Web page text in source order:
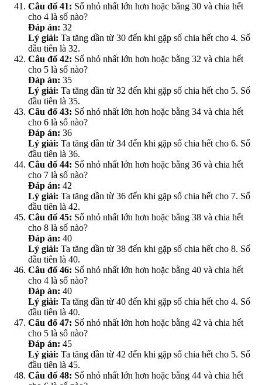
Câu đố 41: Số nhỏ nhất lớn hơn hoặc bằng 30 và chia hết
cho 4 là số nào?
Đáp án: 32
Lý giải: Ta tăng dần từ 30 đến khi gặp số chia hết cho 4. Số
đầu tiên là 32.
Câu đố 42: Số nhỏ nhất lớn hơn hoặc bằng 32 và chia hết
cho 5 là số nào?
Đáp án: 35
Lý giải: Ta tăng dần từ 32 đến khi gặp số chia hết cho 5. Số
đầu tiên là 35.
Câu đố 43: Số nhỏ nhất lớn hơn hoặc bằng 34 và chia hết
cho 6 là số nào?
Đáp án: 36
Lý giải: Ta tăng dần từ 34 đến khi gặp số chia hết cho 6. Số
đầu tiên là 36.
Câu đố 44: Số nhỏ nhất lớn hơn hoặc bằng 36 và chia hết
cho 7 là số nào?
Đáp án: 42
Lý giải: Ta tăng dần từ 36 đến khi gặp số chia hết cho 7. Số
đầu tiên là 42.
Câu đố 45: Số nhỏ nhất lớn hơn hoặc bằng 38 và chia hết
cho 8 là số nào?
Đáp án: 40
Lý giải: Ta tăng dần từ 38 đến khi gặp số chia hết cho 8. Số
đầu tiên là 40.
Câu đố 46: Số nhỏ nhất lớn hơn hoặc bằng 40 và chia hết
cho 4 là số nào?
Đáp án: 40
Lý giải: Ta tăng dần từ 40 đến khi gặp số chia hết cho 4. Số
đầu tiên là 40.
Câu đố 47: Số nhỏ nhất lớn hơn hoặc bằng 42 và chia hết
cho 5 là số nào?
Đáp án: 45
Lý giải: Ta tăng dần từ 42 đến khi gặp số chia hết cho 5. Số
đầu tiên là 45.
Câu đố 48: Số nhỏ nhất lớn hơn hoặc bằng 44 và chia hết